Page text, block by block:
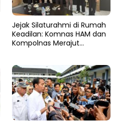
Jejak Silaturahmi di Rumah
Keadilan: Komnas HAM dan
Kompolnas Merajut